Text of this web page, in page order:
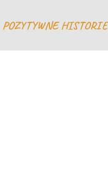
POZYTYWNE HISTORIE